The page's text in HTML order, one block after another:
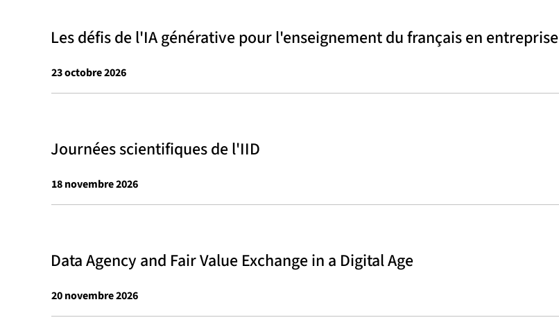
Les défis de l'IA générative pour l'enseignement du français en entreprise
23 octobre 2026
Journées scientifiques de l'IID
18 novembre 2026
Data Agency and Fair Value Exchange in a Digital Age
20 novembre 2026